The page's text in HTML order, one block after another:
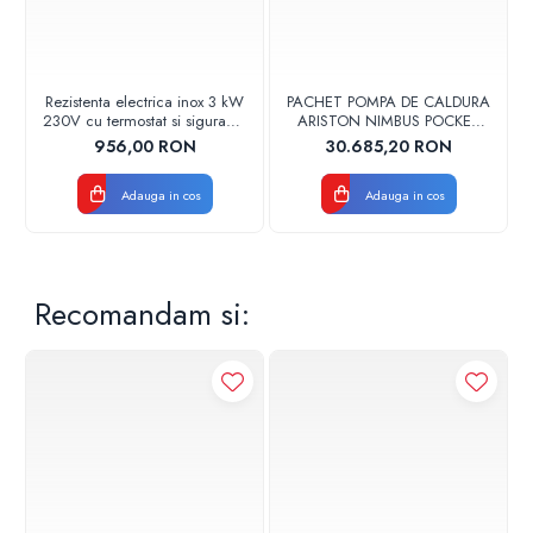
Functii Ariston Nimbus
Hybrid
Rezistenta electrica inox 3 kW
230V cu termostat si siguranta
Cordivari
956,00 RON
Adauga in cos
PACHET POMPA DE CALDURA
ARISTON NIMBUS POCKET
150 M-T NET TRIFAZAT
3301877
30.685,20 RON
Adauga in cos
Recomandam si: